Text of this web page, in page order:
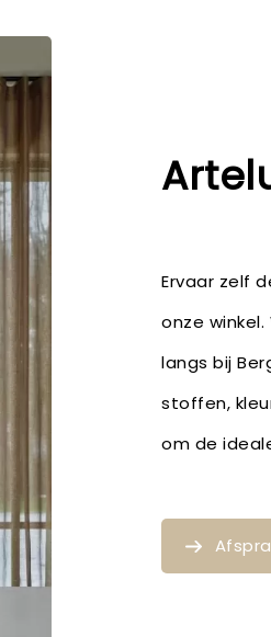
Ervaar zelf
onze
langs bij
stoffen,
om de